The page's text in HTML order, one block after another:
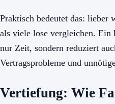
Praktisch bedeutet das: lieber
als viele lose vergleichen. Ein
nur Zeit, sondern reduziert
Vertragsprobleme und
Vertiefung: Wie